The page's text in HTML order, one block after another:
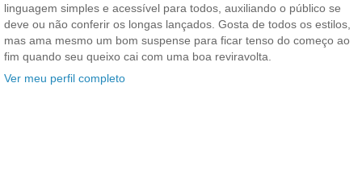
linguagem simples e acessível para todos, auxiliando o público se
deve ou não conferir os longas lançados. Gosta de todos os estilos,
mas ama mesmo um bom suspense para ficar tenso do começo ao
fim quando seu queixo cai com uma boa reviravolta.
Ver meu perfil completo